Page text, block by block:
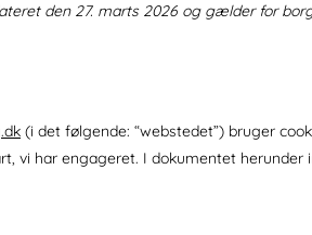
den 27. marts 2026 og gælder for
(i det følgende: “webstedet”) bruger
vi har engageret. I dokumentet